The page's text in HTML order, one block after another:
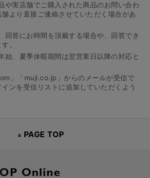
や実店舗でご購入された商品のお問い合わ
より直接ご連絡させていただく場合があ
回答にお時間を頂戴する場合や、回答でき
。
始、夏季休暇期間は翌営業日以降の対応と
」「muji.co.jp」からのメールが受信で
ンを受信リストに追加していただくよう
PAGE TOP